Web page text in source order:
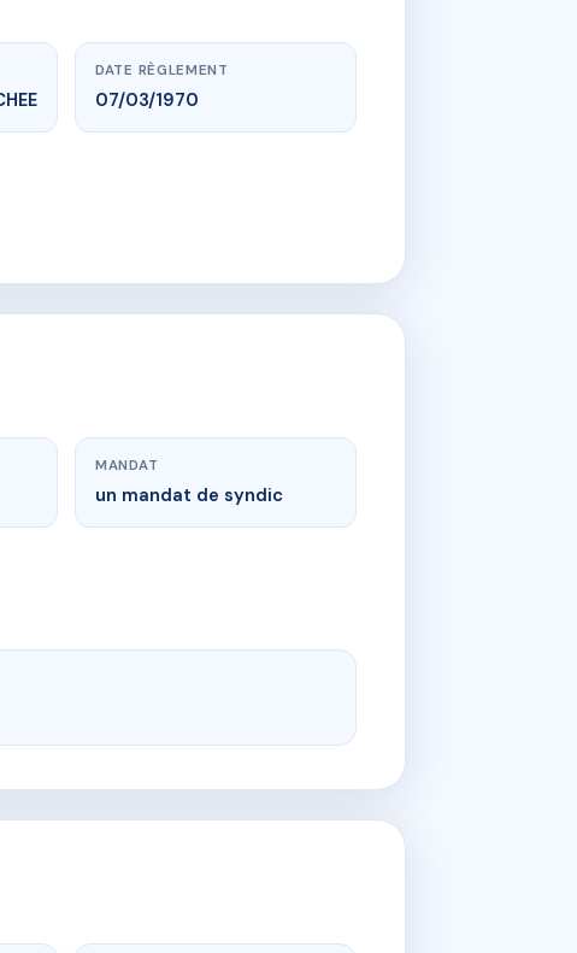
DATE RÈGLEMENT
07/03/1970
MANDAT
un mandat de syndic